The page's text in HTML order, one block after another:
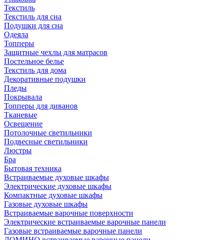
Текстиль
Текстиль для сна
Подушки для сна
Одеяла
Топперы
Защитные чехлы для матрасов
Постельное белье
Текстиль для дома
Декоративные подушки
Пледы
Покрывала
Топперы для диванов
Тканевые
Освещение
Потолочные светильники
Подвесные светильники
Люстры
Бра
Бытовая техника
Встраиваемые духовые шкафы
Электрические духовые шкафы
Компактные духовые шкафы
Газовые духовые шкафы
Встраиваемые варочные поверхности
Электрические встраиваемые варочные панели
Газовые встраиваемые варочные панели